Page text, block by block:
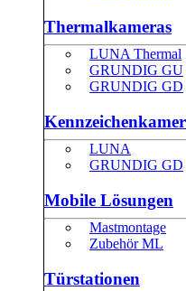
Thermalkameras
LUNA Thermal
GRUNDIG GU
GRUNDIG GD
LUNA
GRUNDIG GD
Mobile Lösungen
Mastmontage
Zubehör ML
Türstationen